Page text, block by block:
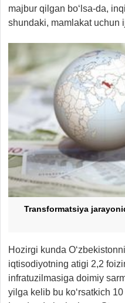
majbur qilgan bo‘lsa-da,
shundaki, mamlakat uchun
Transformatsiya
Hozirgi kunda
iqtisodiyotning atigi 2,2
infratuzilmasiga doimiy
yilga kelib bu ko‘rsatkich